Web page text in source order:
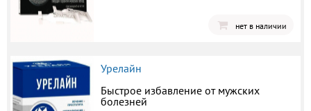
нет в наличии
Урелайн
Быстрое избавление от мужских
болезней